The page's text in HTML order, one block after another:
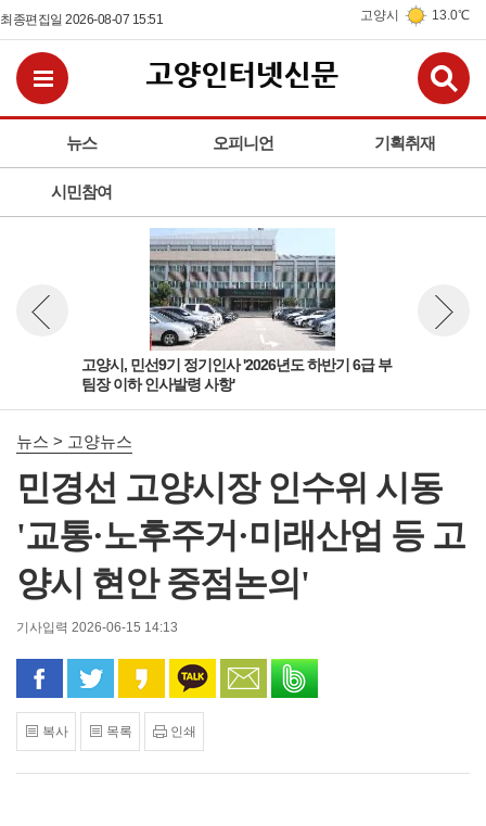
최종편집일 2026-08-07 15:51 고양시 13.0℃
뉴스 오피니언 기획취재
시민참여
전체메뉴보기
고양시, 민선9기 정기인사 '2026년도 하반기 6급 부
팀장 이하 인사발령 사항'
뉴스 이전보기
뉴스 > 고양뉴스
민경선 고양시장 인수위 시동
'교통·노후주거·미래산업 등 고
양시 현안 중점논의'
기사입력 2026-06-15 14:13
페이스북으로 공유
트위터로 공유카카오 스토리로 공유
카카오톡으로 공유
문자로 공유
복사 목록 인쇄